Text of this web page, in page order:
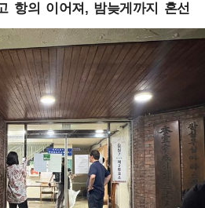
항의 이어져, 밤늦게까지 혼선